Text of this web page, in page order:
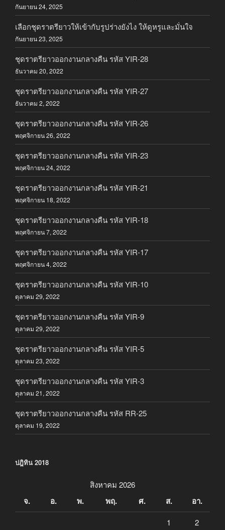
กันยายน 24, 2025
เลือกชุดราตรียาวให้เข้ากับรูปร่างยังไง ให้ดูหรูและมั่นใจ
กันยายน 23, 2025
ชุดราตรียาวออกงานกลางคืน รหัส YIR-28
ธันวาคม 20, 2022
ชุดราตรียาวออกงานกลางคืน รหัส YIR-27
ธันวาคม 2, 2022
ชุดราตรียาวออกงานกลางคืน รหัส YIR-26
พฤศจิกายน 26, 2022
ชุดราตรียาวออกงานกลางคืน รหัส YIR-23
พฤศจิกายน 24, 2022
ชุดราตรียาวออกงานกลางคืน รหัส YIR-21
พฤศจิกายน 18, 2022
ชุดราตรียาวออกงานกลางคืน รหัส YIR-18
พฤศจิกายน 7, 2022
ชุดราตรียาวออกงานกลางคืน รหัส YIR-17
พฤศจิกายน 4, 2022
ชุดราตรียาวออกงานกลางคืน รหัส YIR-10
ตุลาคม 29, 2022
ชุดราตรียาวออกงานกลางคืน รหัส YIR-9
ตุลาคม 29, 2022
ชุดราตรียาวออกงานกลางคืน รหัส YIR-5
ตุลาคม 23, 2022
ชุดราตรียาวออกงานกลางคืน รหัส YIR-3
ตุลาคม 21, 2022
ชุดราตรียาวออกงานกลางคืน รหัส RR-25
ตุลาคม 19, 2022
ปฎิทิน 2018
สิงหาคม 2026
จ. อ. พ. พฤ. ศ. ส. อา.
1 2